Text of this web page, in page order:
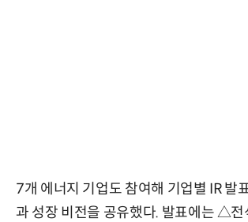
7개 에너지 기업도 참여해 기업별 IR 발
과 성장 비전을 공유했다. 발표에는 △전